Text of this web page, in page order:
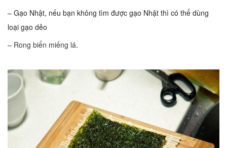
– Gạo Nhật, nếu bạn không tìm được gạo Nhật thì có thể dùng
loại gạo dẻo
– Rong biển miếng lá.